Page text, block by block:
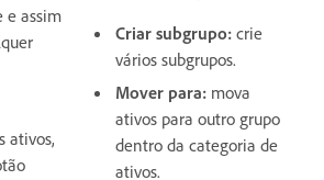
e assim
ativos,
Criar subgrupo: crie
vários subgrupos.
Mover para: mova
ativos para outro grupo
dentro da categoria de
ativos.